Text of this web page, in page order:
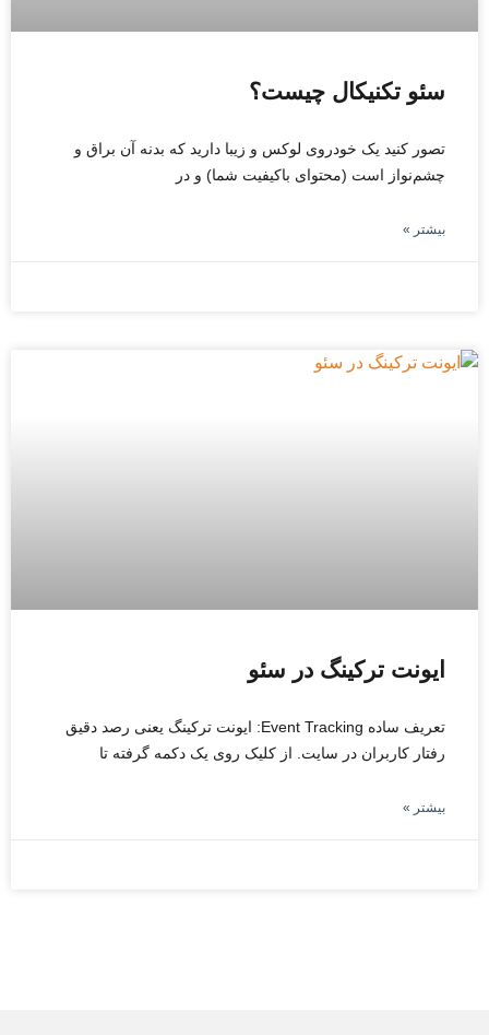
سئو تکنیکال چیست؟
تصور کنید یک خودروی لوکس و زیبا دارید که بدنه آن براق و
چشم‌نواز است (محتوای باکیفیت شما) و در
بیشتر »
ایونت ترکینگ در سئو
تعریف ساده Event Tracking: ایونت ترکینگ یعنی رصد دقیق
رفتار کاربران در سایت. از کلیک روی یک دکمه گرفته تا
بیشتر »